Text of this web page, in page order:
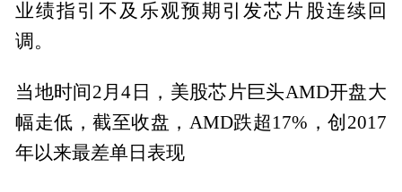
业绩指引不及乐观预期引发芯片股连续回
调。
当地时间2月4日，美股芯片巨头AMD开盘大
幅走低，截至收盘，AMD跌超17%，创2017
年以来最差单日表现